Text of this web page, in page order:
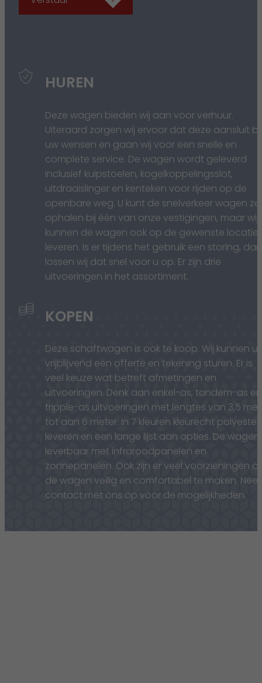
HUREN
Deze wagen bieden wij aan voor verhuur.
Uiteraard zorgen wij ervoor dat deze aansluit bij
uw wensen en gaan wij voor een snelle en
complete service. De wagen wordt geleverd
inclusief kuipstoelen, kogelkoppelingsslot,
uitdraaislinger en kenteken voor rijden op de
openbare weg. U kunt de snelverkeer wagen
ophalen bij één van onze vestigingen, maar wij
kunnen de wagen ook op de gewenste locatie
leveren. Is er tijdens het gebruik een storing, dan
lossen wij dat snel voor u op. Er zijn drie
uitvoeringen in het assortiment.
KOPEN
Deze schaftwagen is ook te koop. Wij kunnen u
vrijblijvend een offerte en tekening sturen. Er is
veel keuze wat betreft afmetingen en
uitvoeringen. Denk aan enkel-as, tandem-as en
tripple-as uitvoeringen met lengtes van 3,5
tot aan 6 meter. In 7 kleuren kleurecht
leveren en een lange lijst aan opties. De wagen
leverbaar met infraroodpanelen en
zonnepanelen. Ook zijn er veel voorzieningen
de wagen veilig en comfortabel te maken.
contact met ons op voor de mogelijkheden.